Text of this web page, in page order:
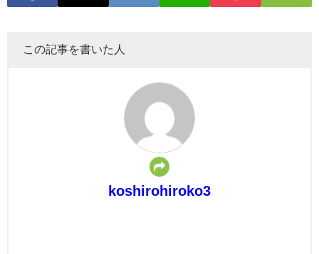
この記事を書いた人
koshirohiroko3